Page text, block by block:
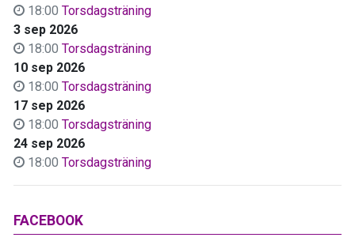
18:00 Torsdagsträning
3 sep 2026
18:00 Torsdagsträning
10 sep 2026
18:00 Torsdagsträning
17 sep 2026
18:00 Torsdagsträning
24 sep 2026
18:00 Torsdagsträning
FACEBOOK